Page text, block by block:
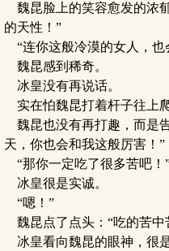
魏昆脸上的笑容愈发的浓
的天性！”
“连你这般冷漠的女人，也
魏昆感到稀奇。
冰皇没有再说话。
实在怕魏昆打着杆子往上爬
魏昆也没有再打趣，而是
天，你也会和我这般厉害！”
“那你一定吃了很多苦吧！
冰皇很是实诚。
“嗯！”
魏昆点了点头：“吃的苦中
冰皇看向魏昆的眼神，很是